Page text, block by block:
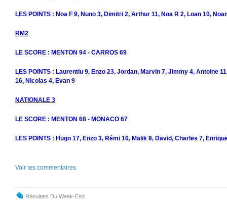
LES POINTS : Noa F 9, Nuno 3, Dimitri 2, Arthur 11, Noa R 2, Loan 10,
RM2
LE SCORE : MENTON 94 - CARROS 69
LES POINTS : Laurentiu 9, Enzo 23, Jordan, Marvin 7, Jimmy 4, Antoine
16, Nicolas 4, Evan 9
NATIONALE 3
LE SCORE : MENTON 68 - MONACO 67
LES POINTS : Hugo 17, Enzo 3, Rémi 10, Malik 9, David, Charles 7,
Voir les commentaires
Résultats Du Week-End